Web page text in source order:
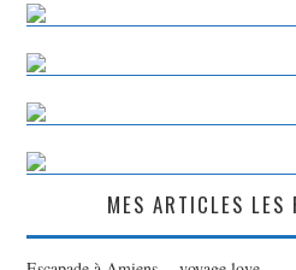
MES ARTICLES LES